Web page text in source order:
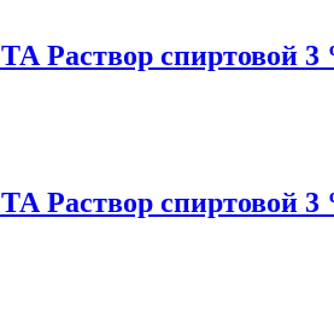
спиртовой 3
спиртовой 3